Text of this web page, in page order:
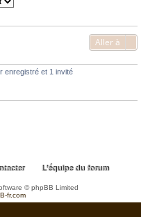
Aller à
enregistré et 1 invité
L’équipe du forum
© phpBB Limited
fr.com